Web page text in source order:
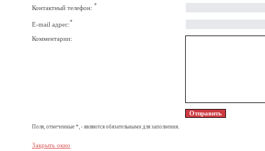
Контактный телефон: *
E-mail адрес:*
Комментарии:
Поля, отмеченные *, - являются обязательными для заполнения.
Закрыть окно